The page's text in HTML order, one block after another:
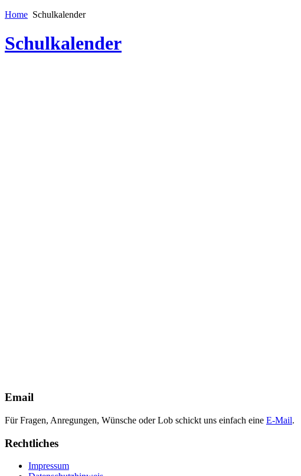
Home Schulkalender
Schulkalender
Email
Für Fragen, Anregungen, Wünsche oder Lob schickt uns einfach eine E-Mail.
Rechtliches
Impressum